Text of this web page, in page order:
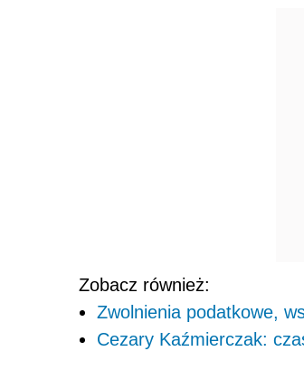
Zobacz również:
Zwolnienia podatkowe,
Cezary Kaźmierczak: